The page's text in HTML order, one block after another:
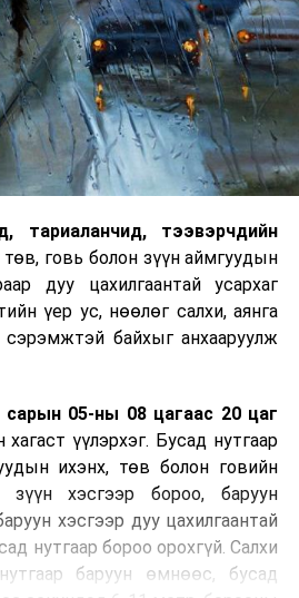
тариаланчид, тээвэрчдийн
говь болон зүүн аймгуудын
дуу цахилгаантай усархаг
үер ус, нөөлөг салхи, аянга
сэрэмжтэй байхыг анхааруулж
05-ны 08 цагаас 20 цаг
хагаст үүлэрхэг. Бусад нутгаар
ихэнх, төв болон говийн
зүүн хэсгээр бороо, баруун
хэсгээр дуу цахилгаантай
нутгаар бороо орохгүй. Салхи
баруун өмнөөс, бусад